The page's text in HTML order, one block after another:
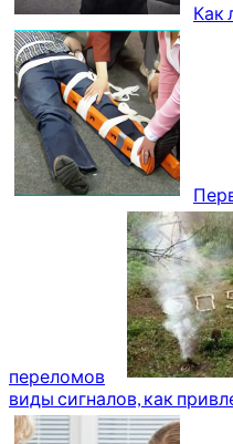
Как
переломов
виды сигналов, как